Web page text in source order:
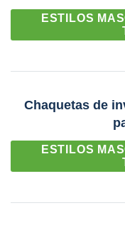
ESTILOS
Chaquetas de
ESTILOS